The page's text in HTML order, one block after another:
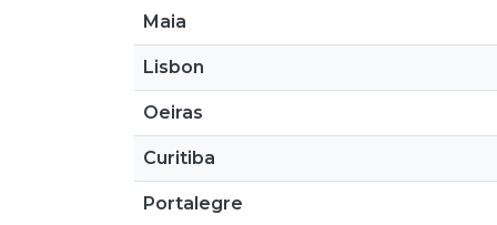
Maia
Lisbon
Oeiras
Curitiba
Portalegre